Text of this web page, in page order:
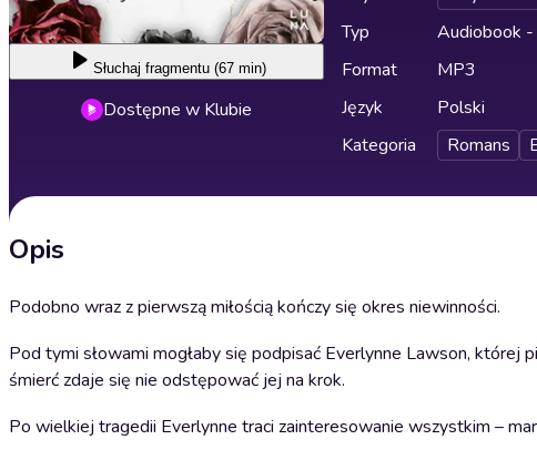
Słuchaj fragmentu (67 min)
Dostępne w Klubie
Typ
Audiobook -
Format
MP3
Język
Polski
Kategoria
Romans
Opis
Podobno wraz z pierwszą miłością kończy się okres niewinności.
Pod tymi słowami mogłaby się podpisać Everlynne Lawson, której
śmierć zdaje się nie odstępować jej na krok.
Po wielkiej tragedii Everlynne traci zainteresowanie wszystkim –